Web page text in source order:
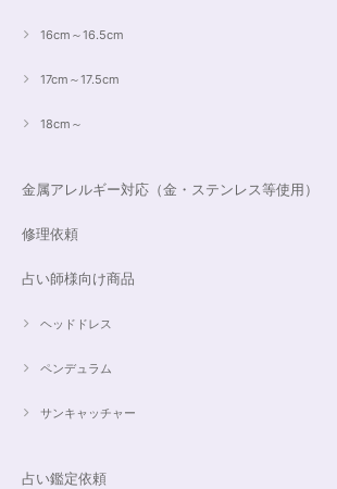
16cm～16.5cm
17cm～17.5cm
18cm～
金属アレルギー対応（金・ステンレス等使用）
修理依頼
占い師様向け商品
ヘッドドレス
ペンデュラム
サンキャッチャー
占い鑑定依頼